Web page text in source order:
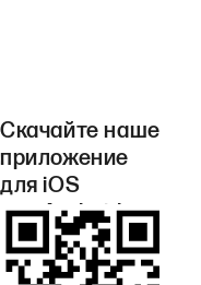
Скачайте наше
приложение
для iOS
или Android.